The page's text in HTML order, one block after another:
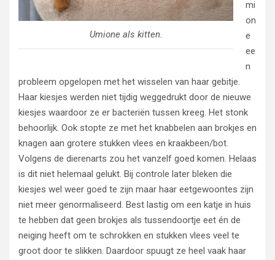
Umione als kitten.
mi
on
e
ee
n
probleem opgelopen met het wisselen van haar gebitje.
Haar kiesjes werden niet tijdig weggedrukt door de nieuwe
kiesjes waardoor ze er bacteriën tussen kreeg. Het stonk
behoorlijk. Ook stopte ze met het knabbelen aan brokjes en
knagen aan grotere stukken vlees en kraakbeen/bot.
Volgens de dierenarts zou het vanzelf goed komen. Helaas
is dit niet helemaal gelukt. Bij controle later bleken die
kiesjes wel weer goed te zijn maar haar eetgewoontes zijn
niet meer genormaliseerd. Best lastig om een katje in huis
te hebben dat geen brokjes als tussendoortje eet én de
neiging heeft om te schrokken en stukken vlees veel te
groot door te slikken. Daardoor spuugt ze heel vaak haar